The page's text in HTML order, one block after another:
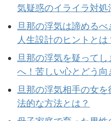
気疑惑のイライラ対処
旦那の浮気は諦める
人生設計のヒントとは
旦那の浮気を疑って
へ！苦しい心とどう向
旦那の浮気相手の女
法的な方法とは？